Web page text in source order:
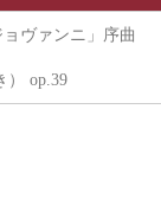
ヴァンニ」序曲
） op.39